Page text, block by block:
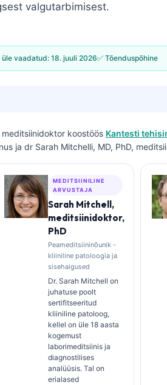
valgutarbimisest.
üle vaadatud: 18. juuli 2026✅ Tõenduspõhine
meditsiinidoktor koostöös Kantesti
ja dr Sarah Mitchelli, MD, PhD,
MEDITSIINILINE
ARVUSTAJA
Sarah Mitchell,
meditsiinidoktor,
PhD
Peameditsiininõunik -
kliiniline patoloogia ja
sisehaigused
Dr. Sarah Mitchell on
juhatuse poolt
sertifitseeritud
kliiniline patoloog,
kellel on üle 18 aasta
kogemust
laborimeditsiinis ja
diagnostilises
analüüsis. Tal on
erialased